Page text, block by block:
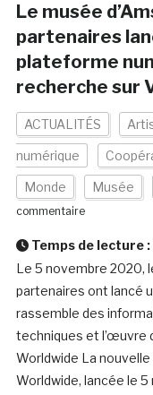
Le musée
partenaires
plateforme
recherche sur
ACTUALITÉS
numérique
Monde Musée
commentaire
Temps de lecture :
Le 5 novembre 2020,
partenaires ont lancé
rassemble des
techniques et l’œuvre
Worldwide La
Worldwide, lancée le